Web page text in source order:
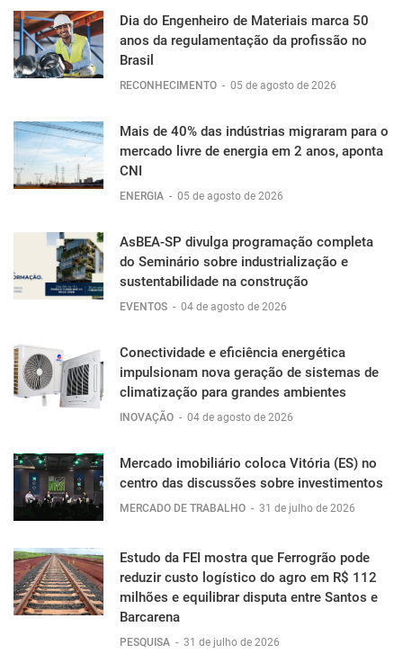
Dia do Engenheiro de Materiais marca 50
anos da regulamentação da profissão no
Brasil
RECONHECIMENTO - 05 de agosto de 2026
Mais de 40% das indústrias migraram para o
mercado livre de energia em 2 anos, aponta
CNI
ENERGIA - 05 de agosto de 2026
AsBEA-SP divulga programação completa
do Seminário sobre industrialização e
sustentabilidade na construção
EVENTOS - 04 de agosto de 2026
Conectividade e eficiência energética
impulsionam nova geração de sistemas de
climatização para grandes ambientes
INOVAÇÃO - 04 de agosto de 2026
Mercado imobiliário coloca Vitória (ES) no
centro das discussões sobre investimentos
MERCADO DE TRABALHO - 31 de julho de 2026
Estudo da FEI mostra que Ferrogrão pode
reduzir custo logístico do agro em R$ 112
milhões e equilibrar disputa entre Santos e
Barcarena
PESQUISA - 31 de julho de 2026